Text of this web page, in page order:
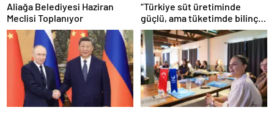
Aliağa Belediyesi Haziran
Meclisi Toplanıyor
“Türkiye süt üretiminde
güçlü, ama tüketimde bilinç
şart”